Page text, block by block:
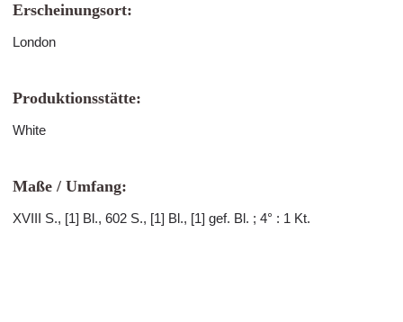
Erscheinungsort:
London
Produktionsstätte:
White
Maße / Umfang:
XVIII S., [1] Bl., 602 S., [1] Bl., [1] gef. Bl. ; 4° : 1 Kt.